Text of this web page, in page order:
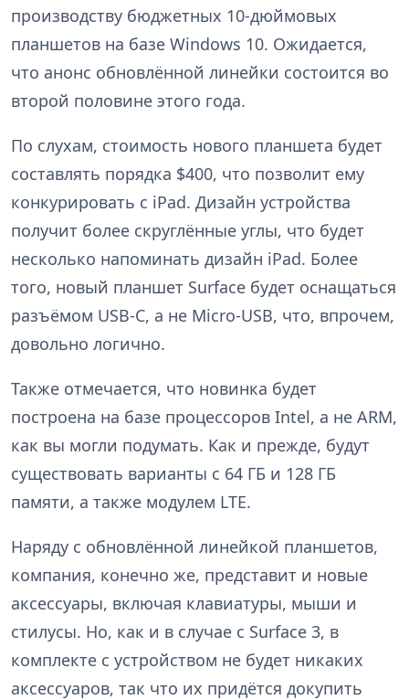
производству бюджетных 10-дюймовых
планшетов на базе Windows 10. Ожидается,
что анонс обновлённой линейки состоится во
второй половине этого года.
По слухам, стоимость нового планшета будет
составлять порядка $400, что позволит ему
конкурировать с iPad. Дизайн устройства
получит более скруглённые углы, что будет
несколько напоминать дизайн iPad. Более
того, новый планшет Surface будет оснащаться
разъёмом USB-C, а не Micro-USB, что, впрочем,
довольно логично.
Также отмечается, что новинка будет
построена на базе процессоров Intel, а не ARM,
как вы могли подумать. Как и прежде, будут
существовать варианты с 64 ГБ и 128 ГБ
памяти, а также модулем LTE.
Наряду с обновлённой линейкой планшетов,
компания, конечно же, представит и новые
аксессуары, включая клавиатуры, мыши и
стилусы. Но, как и в случае с Surface 3, в
комплекте с устройством не будет никаких
аксессуаров, так что их придётся докупить